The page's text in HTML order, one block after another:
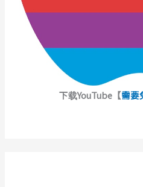
下载YouTube【需要